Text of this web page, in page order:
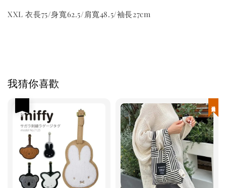
XXL 衣長75/身寬62.5/肩寬48.5/袖長27cm
我猜你喜歡